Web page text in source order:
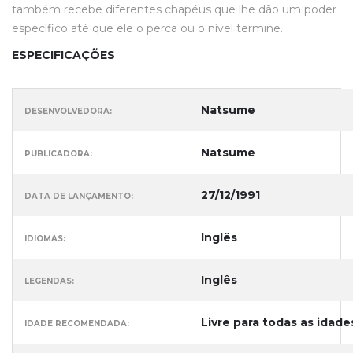
também recebe diferentes chapéus que lhe dão um poder
específico até que ele o perca ou o nível termine.
ESPECIFICAÇÕES
DESENVOLVEDORA: Natsume
PUBLICADORA: Natsume
DATA DE LANÇAMENTO: 27/12/1991
IDIOMAS: Inglês
LEGENDAS: Inglês
IDADE RECOMENDADA: Livre para todas as